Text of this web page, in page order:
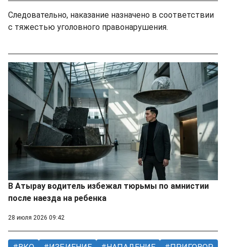
Следовательно, наказание назначено в соответствии
с тяжестью уголовного правонарушения.
В Атырау водитель избежал тюрьмы по амнистии
после наезда на ребенка
28 июля 2026 09:42